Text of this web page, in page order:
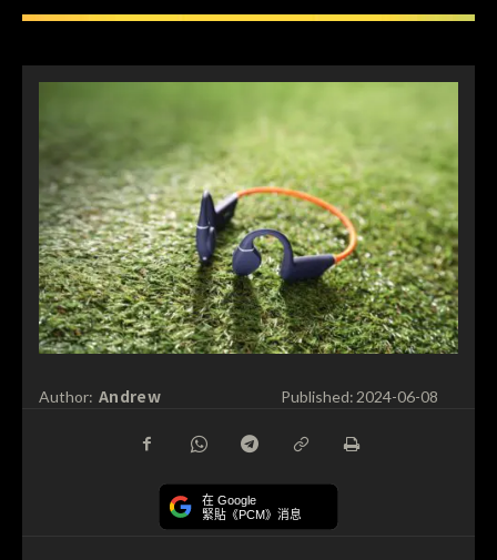
Author: Andrew Published:2024-06-08
在 Google
緊貼《PCM》消息